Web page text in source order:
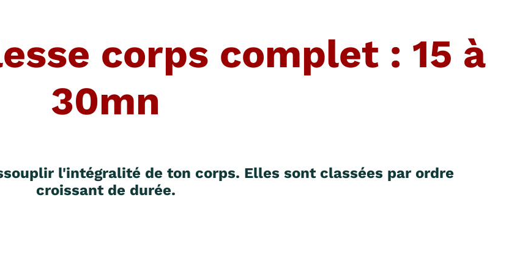
corps complet : 15 à
30mn
l'intégralité de ton corps. Elles sont classées par ordre
croissant de durée.